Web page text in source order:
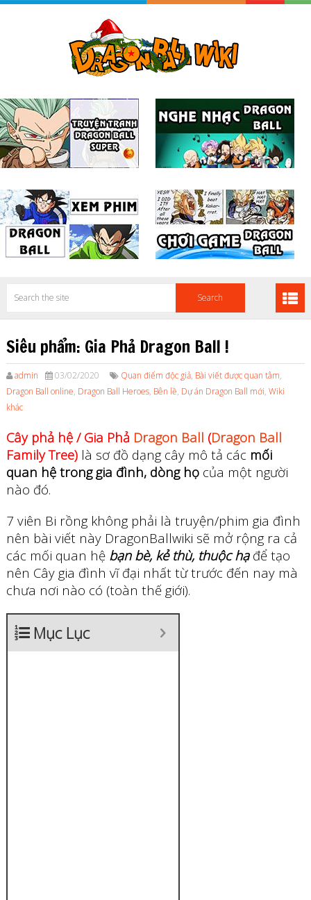
Siêu phẩm: Gia Phả Dragon Ball !
admin 03/02/2020 Quan điểm độc giả, Bài viết được quan tâm,
Dragon Ball online, Dragon Ball Heroes, Bên lề, Dự án Dragon Ball mới, Wiki
khác
Cây phả hệ / Gia Phả Dragon Ball (Dragon Ball
Family Tree) là sơ đồ dạng cây mô tả các mối
quan hệ trong gia đình, dòng họcủa một người
nào đó.
7 viên Bi rồng không phải là truyện/phim gia đình
nên bài viết này DragonBallwiki sẽ mở rộng ra cả
các mối quan hệ bạn bè, kẻ thù, thuộc hạ để tạo
nên Cây gia đình vĩ đại nhất từ trước đến nay mà
chưa nơi nào có (toàn thế giới).
Mục Lục